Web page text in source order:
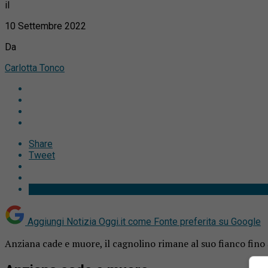
il
10 Settembre 2022
Da
Carlotta Tonco
Share
Tweet
Aggiungi Notizia Oggi.it come Fonte preferita su Google
Anziana cade e muore, il cagnolino rimane al suo fianco